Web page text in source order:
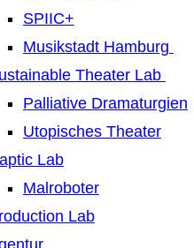
SPIIC+
Musikstadt Hamburg
Theater Lab
Palliative Dramaturgien
Utopisches Theater
Lab
Malroboter
Lab